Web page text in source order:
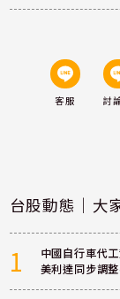
客服 討
台股動態｜大
1
中國自行車代
美利達同步調